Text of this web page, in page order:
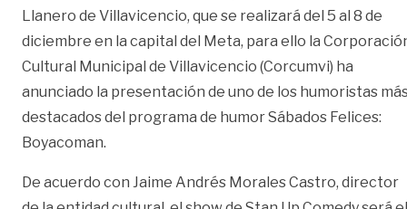
Llanero de Villavicencio, que se realizará del 5 al 8 de
diciembre en la capital del Meta, para ello la
Cultural Municipal de Villavicencio (Corcumvi) ha
anunciado la presentación de uno de los humoristas
destacados del programa de humor Sábados Felices:
Boyacoman.
De acuerdo con Jaime Andrés Morales Castro, director